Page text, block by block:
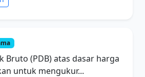
Bruto (PDB) atas dasar harga
untuk mengukur...